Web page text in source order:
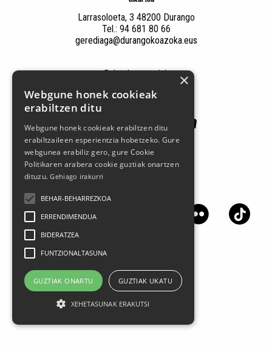
Larrasoloeta, 3 48200 Durango
Tel.: 94 681 80 66
gerediaga@durangokoazoka.eus
Babesle nagusiak ×
Webgune honek cookieak
erabiltzen ditu
Webgune honek cookieak erabiltzen ditu
erabiltzaileen esperientzia hobetzeko. Gure
webgunea erabiliz gero, gure Cookie
Politikaren arabera cookie guztiak onartzen
dituzu.Gehiago irakurri
BEHAR-BEHARREZKOA
ERRENDIMENDUA
BIDERATZEA
FUNTZIONALTASUNA
GUZTIAK ONARTU GUZTIAK UKATU
XEHETASUNAK ERAKUTSI